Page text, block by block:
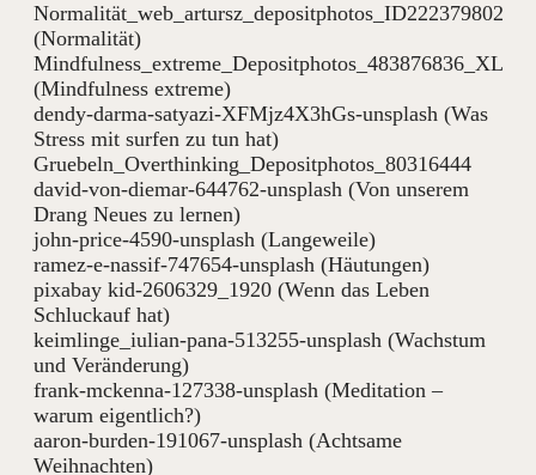
Normalität_web_artursz_depositphotos_ID222379802
(Normalität)
Mindfulness_extreme_Depositphotos_483876836_XL
(Mindfulness extreme)
dendy-darma-satyazi-XFMjz4X3hGs-unsplash (Was
Stress mit surfen zu tun hat)
Gruebeln_Overthinking_Depositphotos_80316444
david-von-diemar-644762-unsplash (Von unserem
Drang Neues zu lernen)
john-price-4590-unsplash (Langeweile)
ramez-e-nassif-747654-unsplash (Häutungen)
pixabay kid-2606329_1920 (Wenn das Leben
Schluckauf hat)
keimlinge_iulian-pana-513255-unsplash (Wachstum
und Veränderung)
frank-mckenna-127338-unsplash (Meditation –
warum eigentlich?)
aaron-burden-191067-unsplash (Achtsame
Weihnachten)